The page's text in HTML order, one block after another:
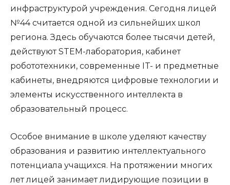
инфраструктурой учреждения. Сегодня лицей
№44 считается одной из сильнейших школ
региона. Здесь обучаются более тысячи детей,
действуют STEM-лаборатория, кабинет
робототехники, современные IT- и предметные
кабинеты, внедряются цифровые технологии и
элементы искусственного интеллекта в
образовательный процесс.
Особое внимание в школе уделяют качеству
образования и развитию интеллектуального
потенциала учащихся. На протяжении многих
лет лицей занимает лидирующие позиции в